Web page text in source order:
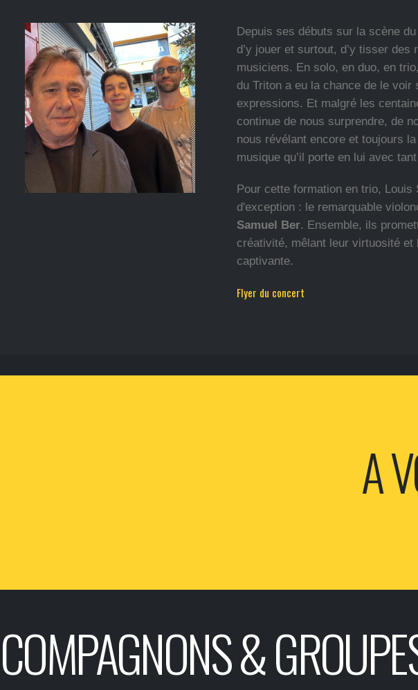
Depuis ses débuts sur la scène du
d’y jouer et surtout, d’y tisser
musiciens. En solo, en duo, en
du Triton a eu la chance de le
expressions. Et malgré les
continue de nous surprendre, de
nous révélant encore et toujours
musique qu’il porte en lui avec
Pour cette formation en trio,
d'exception : le remarquable
Samuel Ber. Ensemble, ils
créativité, mêlant leur virtuosité
captivante.
Flyer du concert
A
COMPAGNONS &